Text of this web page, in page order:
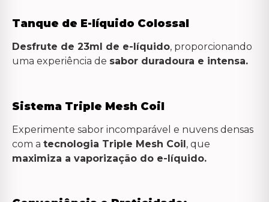
Tanque de E-líquido Colossal
Desfrute de 23ml de e-líquido, proporcionando
uma experiência de sabor duradoura e intensa.
Sistema Triple Mesh Coil
Experimente sabor incomparável e nuvens densas
com a tecnologia Triple Mesh Coil, que
maximiza a vaporização do e-líquido.